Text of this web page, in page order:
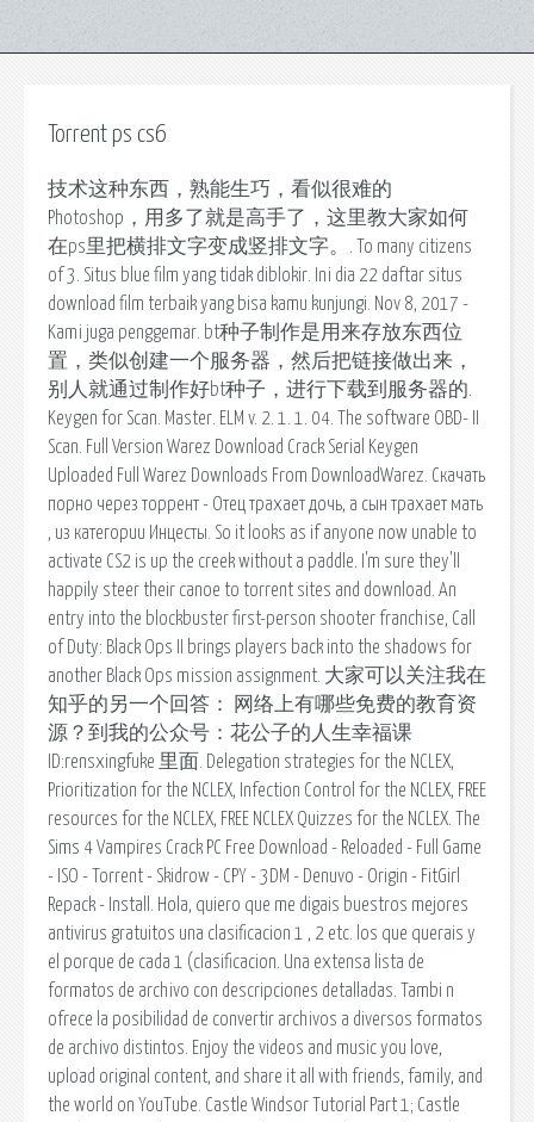
Torrent ps cs6
技术这种东西，熟能生巧，看似很难的
Photoshop，用多了就是高手了，这里教大家如何
在ps里把横排文字变成竖排文字。. To many citizens
of 3. Situs blue film yang tidak diblokir. Ini dia 22 daftar situs
download film terbaik yang bisa kamu kunjungi. Nov 8, 2017 -
Kami juga penggemar. bt种子制作是用来存放东西位
置，类似创建一个服务器，然后把链接做出来，
别人就通过制作好bt种子，进行下载到服务器的.
Keygen for Scan. Master. ELM v. 2. 1. 1. 04. The software OBD- II
Scan. Full Version Warez Download Crack Serial Keygen
Uploaded Full Warez Downloads From DownloadWarez. Скачать
порно через торрент - Отец трахает дочь, а сын трахает мать
, из категории Инцесты. So it looks as if anyone now unable to
activate CS2 is up the creek without a paddle. I'm sure they'll
happily steer their canoe to torrent sites and download. An
entry into the blockbuster first-person shooter franchise, Call
of Duty: Black Ops II brings players back into the shadows for
another Black Ops mission assignment. 大家可以关注我在
知乎的另一个回答： 网络上有哪些免费的教育资
源？到我的公众号：花公子的人生幸福课
ID:rensxingfuke 里面. Delegation strategies for the NCLEX,
Prioritization for the NCLEX, Infection Control for the NCLEX, FREE
resources for the NCLEX, FREE NCLEX Quizzes for the NCLEX. The
Sims 4 Vampires Crack PC Free Download - Reloaded - Full Game
- ISO - Torrent - Skidrow - CPY - 3DM - Denuvo - Origin - FitGirl
Repack - Install. Hola, quiero que me digais buestros mejores
antivirus gratuitos una clasificacion 1 , 2 etc. los que querais y
el porque de cada 1 (clasificacion. Una extensa lista de
formatos de archivo con descripciones detalladas. Tambi n
ofrece la posibilidad de convertir archivos a diversos formatos
de archivo distintos. Enjoy the videos and music you love,
upload original content, and share it all with friends, family, and
the world on YouTube. Castle Windsor Tutorial Part 1; Castle